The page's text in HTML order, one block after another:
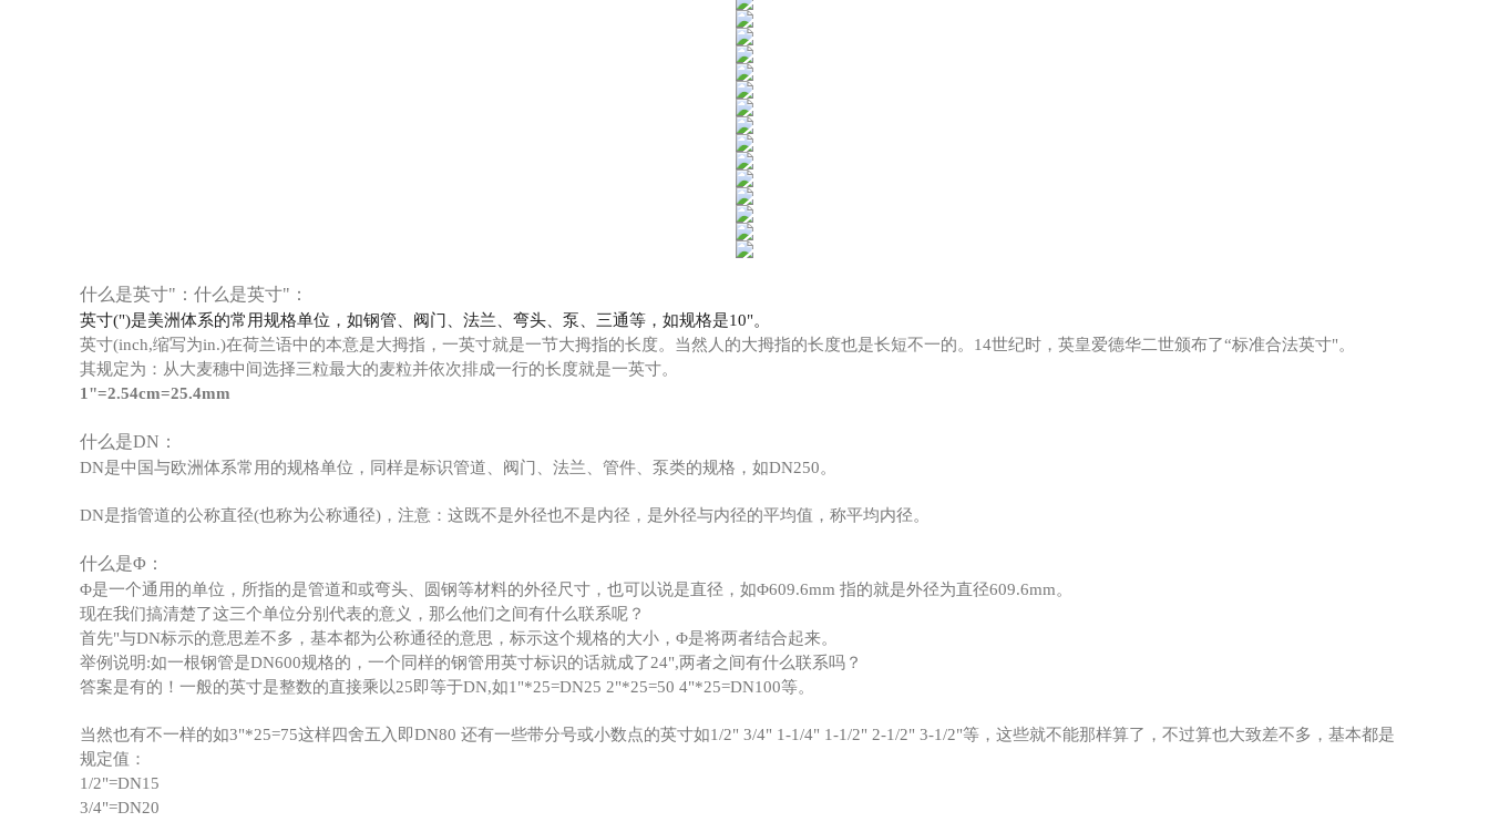
什么是英寸"：什么是英寸"：
英寸(")是美洲体系的常用规格单位，如钢管、阀门、法兰、弯头、泵、三通等，如规格是10"。
英寸(inch,缩写为in.)在荷兰语中的本意是大拇指，一英寸就是一节大拇指的长度。当然人的大拇指的长度也是长短不一的。14世纪时，英皇爱德华二世颁布了“标准合法英寸"。
其规定为：从大麦穗中间选择三粒最大的麦粒并依次排成一行的长度就是一英寸。
1"=2.54cm=25.4mm
什么是DN：
DN是中国与欧洲体系常用的规格单位，同样是标识管道、阀门、法兰、管件、泵类的规格，如DN250。
DN是指管道的公称直径(也称为公称通径)，注意：这既不是外径也不是内径，是外径与内径的平均值，称平均内径。
什么是Φ：
Φ是一个通用的单位，所指的是管道和或弯头、圆钢等材料的外径尺寸，也可以说是直径，如Φ609.6mm 指的就是外径为直径609.6mm。
现在我们搞清楚了这三个单位分别代表的意义，那么他们之间有什么联系呢？
首先"与DN标示的意思差不多，基本都为公称通径的意思，标示这个规格的大小，Φ是将两者结合起来。
举例说明:如一根钢管是DN600规格的，一个同样的钢管用英寸标识的话就成了24",两者之间有什么联系吗？
答案是有的！一般的英寸是整数的直接乘以25即等于DN,如1"*25=DN25 2"*25=50 4"*25=DN100等。
当然也有不一样的如3"*25=75这样四舍五入即DN80 还有一些带分号或小数点的英寸如1/2" 3/4" 1-1/4" 1-1/2" 2-1/2" 3-1/2"等，这些就不能那样算了，不过算也大致差不多，基本都是
规定值：
1/2"=DN15
3/4"=DN20